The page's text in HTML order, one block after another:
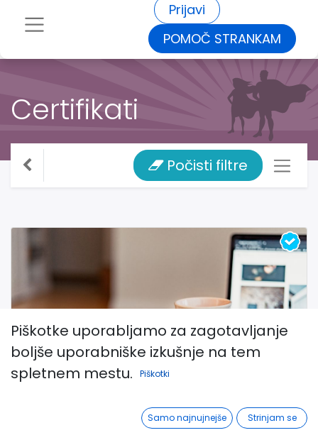
Prijavi
POMOČ STRANKAM
Certifikati
Počisti filtre
Posnetek: Posvet Formativna
pedagogika 2023
Napredno Posnetek dogodka
29koraki
Piškotke uporabljamo za zagotavljanje
boljše uporabniške izkušnje na tem
spletnem mestu.
Piškotki
Samo najnujnejše Strinjam se